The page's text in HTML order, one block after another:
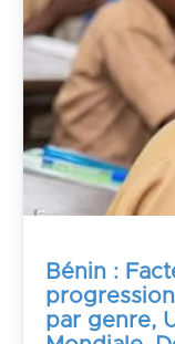
Bénin :
par genre,